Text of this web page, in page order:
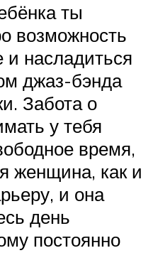
ты
возможность
насладиться
джаз-бэнда
Забота о
у тебя
время,
женщина, как и
и она
день
постоянно